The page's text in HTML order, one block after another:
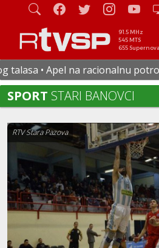
91.5 MHz
545 MTS
655 Supernova
• Apel na racionalnu
SPORT STARI BANOVCI
RTV Stara Pazova